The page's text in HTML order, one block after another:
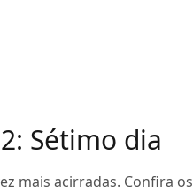
Sétimo dia
mais acirradas. Confira os